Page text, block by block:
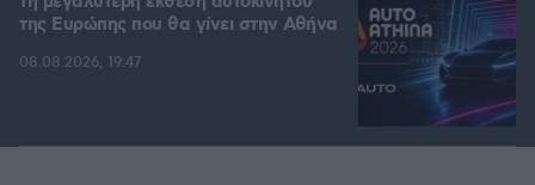
της Ευρώπης που θα γίνει στην Αθήνα
08.08.2026, 19:47